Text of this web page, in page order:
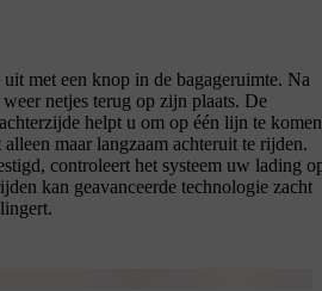
met een knop in de bagageruimte. Na
netjes terug op zijn plaats. De
helpt u om op één lijn te komen
maar langzaam achteruit te rijden.
controleert het systeem uw lading
kan geavanceerde technologie zacht